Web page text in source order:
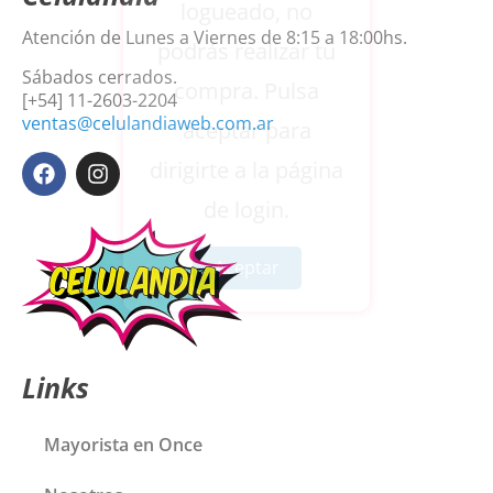
Atención de Lunes a Viernes de 8:15 a 18:00hs.
Sábados cerrados.
[+54] 11-2603-2204
ventas@celulandiaweb.com.ar
Links
Mayorista en Once
podrás realizar tu
compra. Pulsa
aceptar para
Aceptar